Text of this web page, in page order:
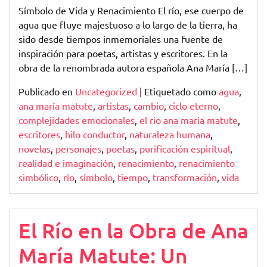
María
Matute
Símbolo de Vida y Renacimiento El río, ese cuerpo de
agua que fluye majestuoso a lo largo de la tierra, ha
sido desde tiempos inmemoriales una fuente de
inspiración para poetas, artistas y escritores. En la
obra de la renombrada autora española Ana María […]
Publicado en Uncategorized | Etiquetado como agua,
ana maría matute, artistas, cambio, ciclo eterno,
complejidades emocionales, el rio ana maria matute,
escritores, hilo conductor, naturaleza humana,
novelas, personajes, poetas, purificación espiritual,
realidad e imaginación, renacimiento, renacimiento
simbólico, río, símbolo, tiempo, transformación, vida
El Río en la Obra de Ana
María Matute: Un